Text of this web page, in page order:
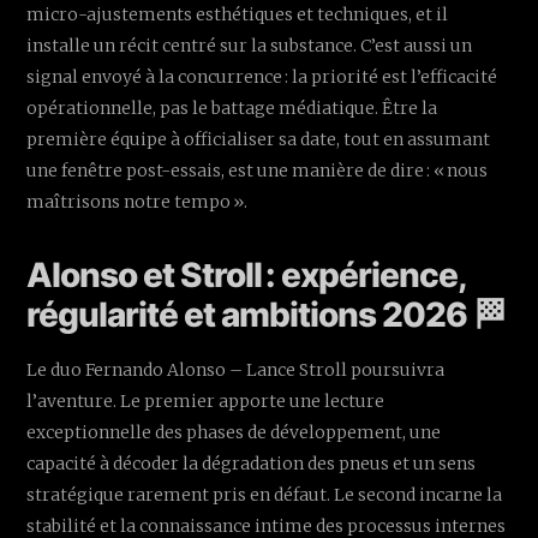
micro-ajustements esthétiques et techniques, et il
installe un récit centré sur la substance. C’est aussi un
signal envoyé à la concurrence : la priorité est l’efficacité
opérationnelle, pas le battage médiatique. Être la
première équipe à officialiser sa date, tout en assumant
une fenêtre post-essais, est une manière de dire : « nous
maîtrisons notre tempo ».
Alonso et Stroll : expérience,
régularité et ambitions 2026 🏁
Le duo Fernando Alonso – Lance Stroll poursuivra
l’aventure. Le premier apporte une lecture
exceptionnelle des phases de développement, une
capacité à décoder la dégradation des pneus et un sens
stratégique rarement pris en défaut. Le second incarne la
stabilité et la connaissance intime des processus internes